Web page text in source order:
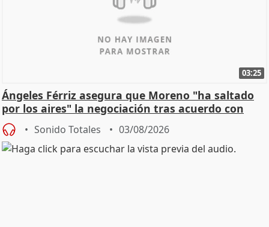
03:25
Ángeles Férriz asegura que Moreno "ha saltado
por los aires" la negociación tras acuerdo con
SMA
Sonido Totales 03/08/2026